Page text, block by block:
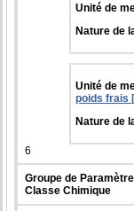
Unité de
Nature de
Unité de
poids frais
Nature de
6
Groupe de
Classe Chimique